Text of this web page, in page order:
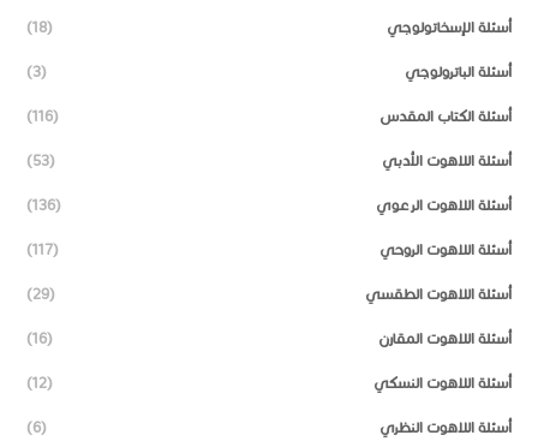
أسئلة الإسخاتولوجي (18)
أسئلة الباترولوجي (3)
أسئلة الكتاب المقدس (116)
أسئلة اللاهوت الأدبي (53)
أسئلة اللاهوت الرعوي (136)
أسئلة اللاهوت الروحي (117)
أسئلة اللاهوت الطقسي (29)
أسئلة اللاهوت المقارن (16)
أسئلة اللاهوت النسكي (12)
أسئلة اللاهوت النظري (6)